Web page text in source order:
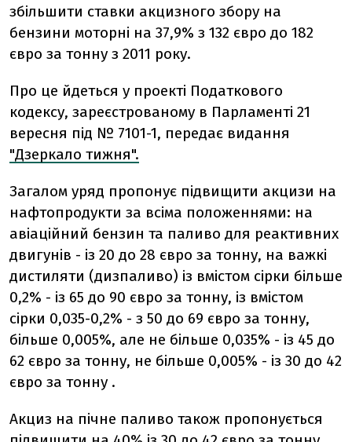
збільшити ставки акцизного збору на
бензини моторні на 37,9% з 132 євро до 182
євро за тонну з 2011 року.
Про це йдеться у проекті Податкового
кодексу, зареєстрованому в Парламенті 21
вересня під № 7101-1, передає видання
"Дзеркало тижня".
Загалом уряд пропонує підвищити акцизи на
нафтопродукти за всіма положеннями: на
авіаційний бензин та паливо для реактивних
двигунів - із 20 до 28 євро за тонну, на важкі
дистиляти (дизпаливо) із вмістом сірки більше
0,2% - із 65 до 90 євро за тонну, із вмістом
сірки 0,035-0,2% - з 50 до 69 євро за тонну,
більше 0,005%, але не більше 0,035% - із 45 до
62 євро за тонну, не більше 0,005% - із 30 до 42
євро за тонну .
Акциз на пічне паливо також пропонується